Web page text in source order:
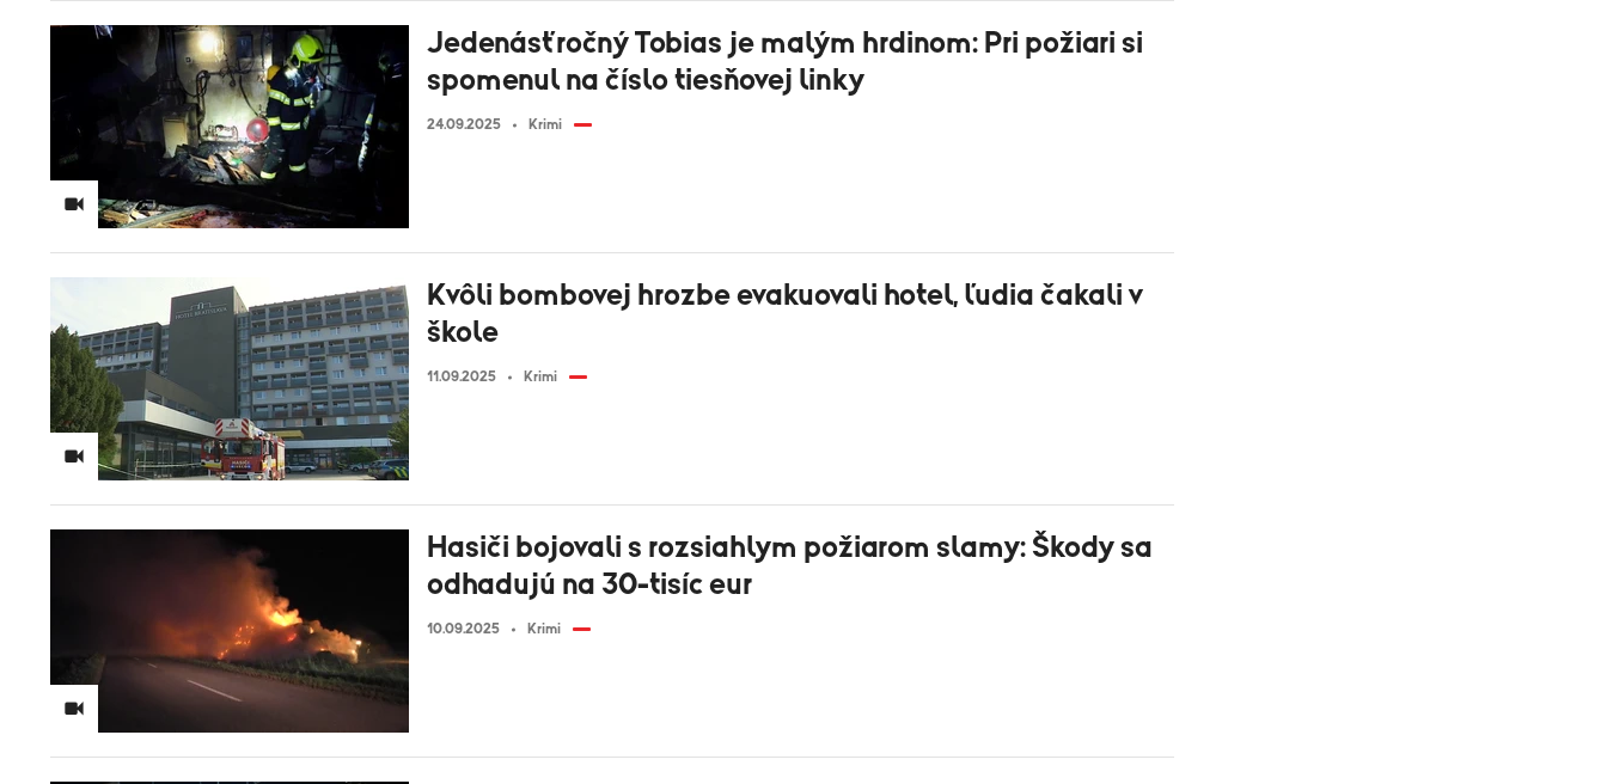
Jedenásťročný Tobias je malým hrdinom: Pri požiari si
spomenul na číslo tiesňovej linky
24.09.2025 Krimi
Kvôli bombovej hrozbe evakuovali hotel, ľudia čakali v
škole
11.09.2025 Krimi
Hasiči bojovali s rozsiahlym požiarom slamy: Škody sa
odhadujú na 30-tisíc eur
10.09.2025 Krimi